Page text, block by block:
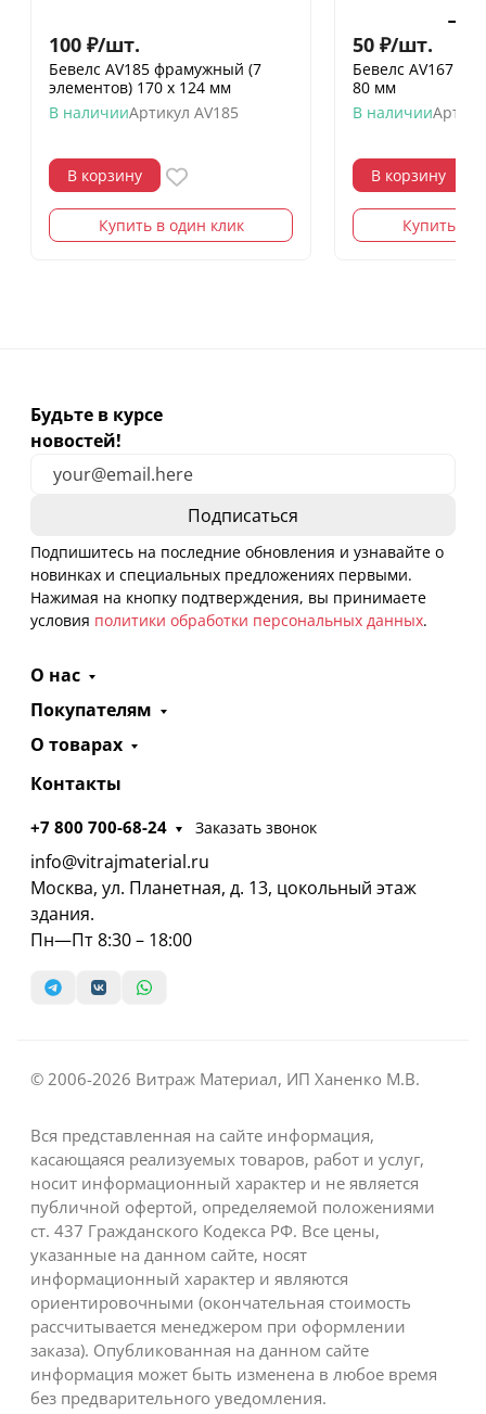
100 ₽/шт.
Бевелс AV185 фрамужный (7
элементов) 170 х 124 мм
В наличииАртикул AV185
В корзину
Купить в один клик
50 ₽/шт.
Бевелс AV167
80 мм
В наличии
В корзину
Купить в
Будьте в курсе
новостей!
Подпишитесь на последние обновления и узнавайте о
новинках и специальных предложениях первыми.
Нажимая на кнопку подтверждения, вы принимаете
условия политики обработки персональных данных.
О нас
Покупателям
О товарах
Контакты
+7 800 700-68-24 Заказать звонок
info@vitrajmaterial.ru
Москва, ул. Планетная, д. 13, цокольный этаж
здания.
Пн—Пт 8:30 – 18:00
© 2006-2026 Витраж Материал, ИП Ханенко М.В.
Вся представленная на сайте информация,
касающаяся реализуемых товаров, работ и услуг,
носит информационный характер и не является
публичной офертой, определяемой положениями
ст. 437 Гражданского Кодекса РФ. Все цены,
указанные на данном сайте, носят
информационный характер и являются
ориентировочными (окончательная стоимость
рассчитывается менеджером при оформлении
заказа). Опубликованная на данном сайте
информация может быть изменена в любое время
без предварительного уведомления.